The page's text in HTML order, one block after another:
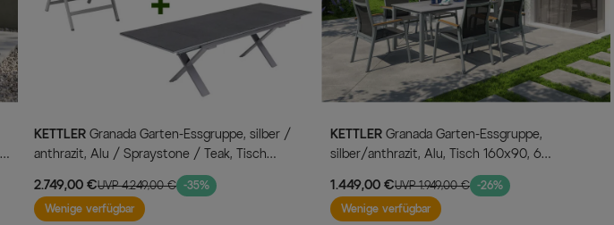
KETTLER
anthrazit, Alu / Spraystone / Teak, Tisch
180/280x100cm, 10 Klappstühle
2.749,00 €UVP 4.249,00 € -35%
Wenige verfügbar
KETTLER
silber/anthrazit, Alu, Tisch 160x90, 6
1.449,00 €UVP 1.949,00 € -26%
Wenige verfügbar